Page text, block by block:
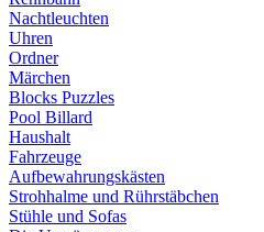
Nachtleuchten
Uhren
Ordner
Märchen
Blocks Puzzles
Pool Billard
Haushalt
Fahrzeuge
Aufbewahrungskästen
Strohhalme und Rührstäbchen
Stühle und Sofas